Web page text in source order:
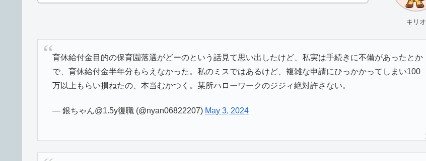
キリオ
育休給付金目的の保育園落選がどーのという話見て思い出したけど、私実は手続きに不備があったとか
で、育休給付金半年分もらえなかった。私のミスではあるけど、複雑な申請にひっかかってしまい100
万以上もらい損ねたの、本当むかつく。某所ハローワークのジジィ絶対許さない。
— 銀ちゃん@1.5y復職 (@nyan06822207) May 3, 2024